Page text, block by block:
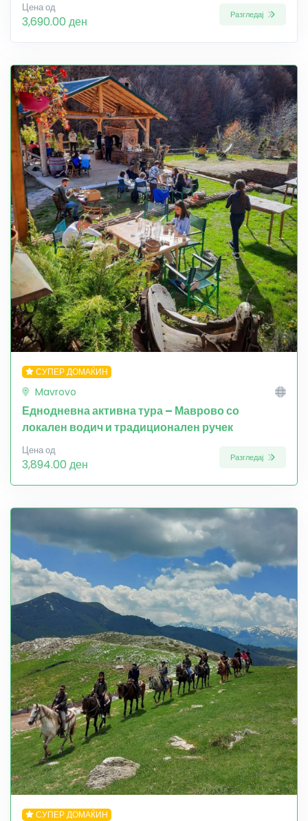
Цена од
3,690.00 ден Разгледај
СУПЕР ДОМАЌИН
Mavrovo
Еднодневна активна тура – Маврово со
локален водич и традиционален ручек
Цена од
3,894.00 ден Разгледај
СУПЕР ДОМАЌИН